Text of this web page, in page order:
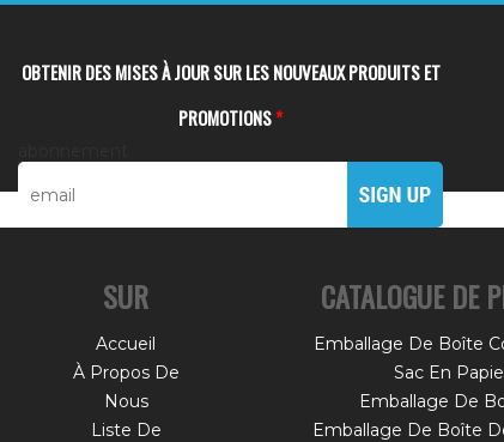
OBTENIR DES MISES À JOUR SUR LES NOUVEAUX PRODUITS ET
PROMOTIONS*
SUR
Accueil
À Propos De
Nous
Liste De
CATALOGUE DE
Emballage De Boîte
Sac En
Emballage De
Emballage De Boîte